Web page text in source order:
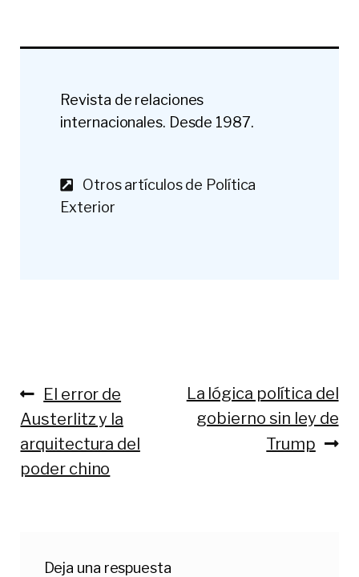
Revista de relaciones
internacionales. Desde 1987.
Otros artículos de Política
Exterior
El error de
Austerlitz y la
arquitectura del
poder chino
La lógica política del
gobierno sin ley de
Trump
Deja una respuesta